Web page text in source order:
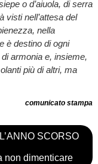
o d’aiuola, di serra
visti nell’attesa del
nella
è destino di ogni
armonia e, insieme,
più di altri, ma
comunicato stampa
SCORSO
non dimenticare